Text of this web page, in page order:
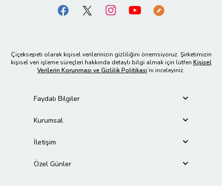
Çiçeksepeti olarak kişisel verilerinizin gizliliğini önemsiyoruz. Şirketimizin
kişisel veri işleme süreçleri hakkında detaylı bilgi almak için lütfen Kişisel
Verilerin Korunması ve Gizlilik Politikası’nı inceleyiniz.
Faydalı Bilgiler
Kurumsal
İletişim
Özel Günler